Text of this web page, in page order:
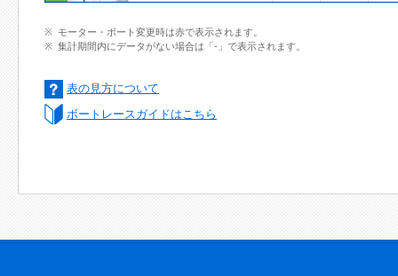
モーター・ボート変更時は赤で表示されます。
集計期間内にデータがない場合は「-」で表示されます。
表の見方について
ボートレースガイドはこちら